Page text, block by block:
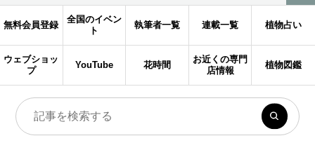
無料会員登録
全国のイベン
ト
執筆者一覧 連載一覧 植物占い
ウェブショッ
プ
YouTube 花時間
お近くの専門
店情報
植物図鑑